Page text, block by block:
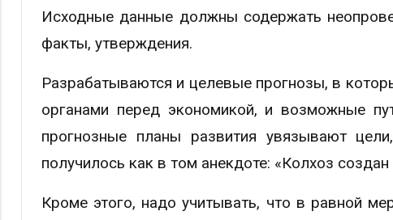
Исходные данные должны содержать
факты, утверждения.
Разрабатываются и целевые прогнозы, в
органами перед экономикой, и возможные
прогнозные планы развития увязывают
получилось как в том анекдоте: «Колхоз
Кроме этого, надо учитывать, что в равной